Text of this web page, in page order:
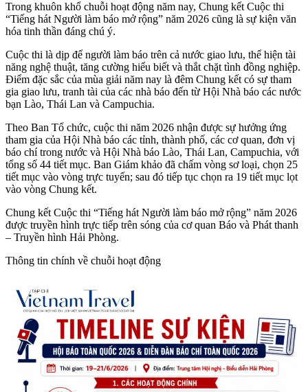
Trong khuôn khổ chuỗi hoạt động năm nay, Chung kết Cuộc thi
“Tiếng hát Người làm báo mở rộng” năm 2026 cũng là sự kiện văn
hóa tinh thần đáng chú ý.
Cuộc thi là dịp để người làm báo trên cả nước giao lưu, thể hiện tài
năng nghệ thuật, tăng cường hiểu biết và thắt chặt tình đồng nghiệp.
Điểm đặc sắc của mùa giải năm nay là đêm Chung kết có sự tham
gia giao lưu, tranh tài của các nhà báo đến từ Hội Nhà báo các nước
bạn Lào, Thái Lan và Campuchia.
Theo Ban Tổ chức, cuộc thi năm 2026 nhận được sự hưởng ứng
tham gia của Hội Nhà báo các tỉnh, thành phố, các cơ quan, đơn vị
báo chí trong nước và Hội Nhà báo Lào, Thái Lan, Campuchia, với
tổng số 44 tiết mục. Ban Giám khảo đã chấm vòng sơ loại, chọn 25
tiết mục vào vòng trực tuyến; sau đó tiếp tục chọn ra 19 tiết mục lọt
vào vòng Chung kết.
Chung kết Cuộc thi “Tiếng hát Người làm báo mở rộng” năm 2026
được truyền hình trực tiếp trên sóng của cơ quan Báo và Phát thanh
– Truyền hình Hải Phòng.
Thông tin chính về chuỗi hoạt động